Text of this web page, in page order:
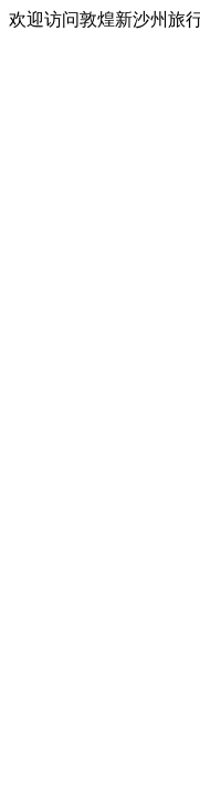
欢迎访问敦煌新沙州旅